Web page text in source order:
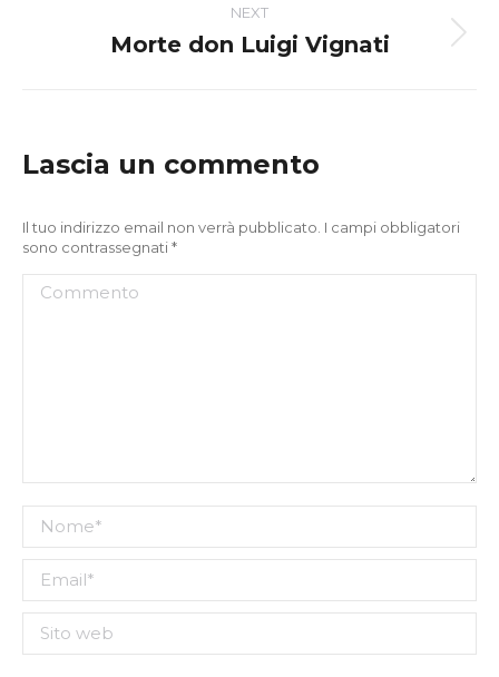
NEXT
Next
Morte don Luigi Vignati
Lascia un commento
Il tuo indirizzo email non verrà pubblicato. I campi obbligatori
sono contrassegnati*
Commento
Nome *
Email *
Sito web